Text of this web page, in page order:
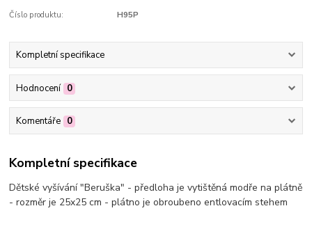
Číslo produktu: H95P
Kompletní specifikace
Hodnocení 0
Komentáře 0
Kompletní specifikace
Dětské vyšívání "Beruška" - předloha je vytištěná modře na plátně
- rozměr je 25x25 cm - plátno je obroubeno entlovacím stehem